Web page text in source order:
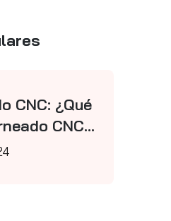
CNC: ¿Qué
CNC y